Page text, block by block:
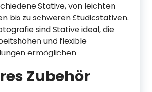
Stative, von leichten
bis zu schweren Studiostativen.
sind Stative ideal, die
und flexible
ermöglichen.
Zubehör